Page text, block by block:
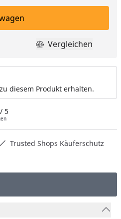
legen
Produkt
Vergleichen
diesem Produkt erhalten.
/ 5
Trusted Shops Käuferschutz